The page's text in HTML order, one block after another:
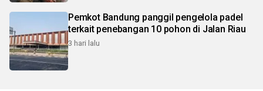
Pemkot Bandung panggil pengelola padel
terkait penebangan 10 pohon di Jalan Riau
3 hari lalu